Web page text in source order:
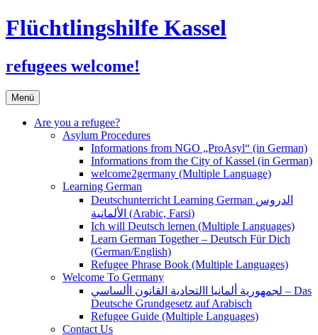
Flüchtlingshilfe Kassel
refugees welcome!
Menü Zum
Inhalt
springen
Are you a refugee?
Asylum Procedures
Informations from NGO „ProAsyl“ (in German)
Informations from the City of Kassel (in German)
welcome2germany (Multiple Language)
Learning German
Deutschunterricht Learning German الدروس
الألمانية (Arabic, Farsi)
Ich will Deutsch lernen (Multiple Languages)
Learn German Together – Deutsch Für Dich
(German/English)
Refugee Phrase Book (Multiple Languages)
Welcome To Germany
لجمهورية ألمانيا االتحادية القانون األساسي – Das
Deutsche Grundgesetz auf Arabisch
Refugee Guide (Multiple Languages)
Contact Us